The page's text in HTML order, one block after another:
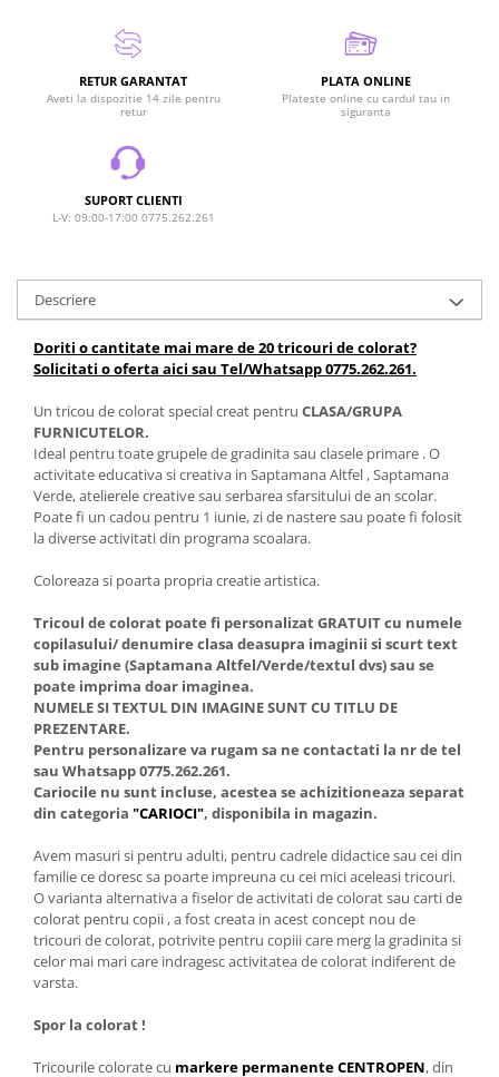
RETUR GARANTAT
Aveti la dispozitie 14 zile pentru
retur
PLATA ONLINE
Plateste online cu cardul tau in
siguranta
SUPORT CLIENTI
L-V: 09:00-17:00 0775.262.261
Descriere
Doriti o cantitate mai mare de 20 tricouri de colorat?
Solicitati o oferta aici sau Tel/Whatsapp 0775.262.261.
Un tricou de colorat special creat pentru CLASA/GRUPA
FURNICUTELOR.
Ideal pentru toate grupele de gradinita sau clasele primare . O
activitate educativa si creativa in Saptamana Altfel , Saptamana
Verde, atelierele creative sau serbarea sfarsitului de an scolar.
Poate fi un cadou pentru 1 iunie, zi de nastere sau poate fi folosit
la diverse activitati din programa scoalara.
Coloreaza si poarta propria creatie artistica.
Tricoul de colorat poate fi personalizat GRATUIT cu numele
copilasului/ denumire clasa deasupra imaginii si scurt text
sub imagine (Saptamana Altfel/Verde/textul dvs) sau se
poate imprima doar imaginea.
NUMELE SI TEXTUL DIN IMAGINE SUNT CU TITLU DE
PREZENTARE.
Pentru personalizare va rugam sa ne contactati la nr de tel
sau Whatsapp 0775.262.261.
Cariocile nu sunt incluse, acestea se achizitioneaza separat
din categoria "CARIOCI", disponibila in magazin.
Avem masuri si pentru adulti, pentru cadrele didactice sau cei din
familie ce doresc sa poarte impreuna cu cei mici aceleasi tricouri.
O varianta alternativa a fiselor de activitati de colorat sau carti de
colorat pentru copii , a fost creata in acest concept nou de
tricouri de colorat, potrivite pentru copiii care merg la gradinita si
celor mai mari care indragesc activitatea de colorat indiferent de
varsta.
Spor la colorat !
Tricourile colorate cu markere permanente CENTROPEN, din